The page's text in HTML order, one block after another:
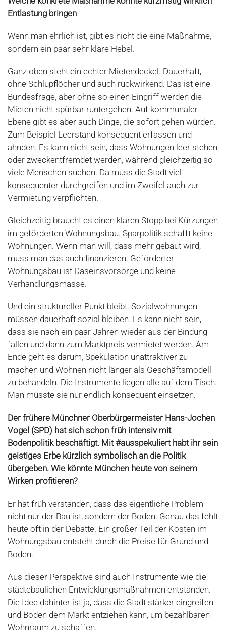
Entlastung bringen
Wenn man ehrlich ist, gibt es nicht die eine Maßnahme,
sondern ein paar sehr klare Hebel.
Ganz oben steht ein echter Mietendeckel. Dauerhaft,
ohne Schlupflöcher und auch rückwirkend. Das ist eine
Bundesfrage, aber ohne so einen Eingriff werden die
Mieten nicht spürbar runtergehen. Auf kommunaler
Ebene gibt es aber auch Dinge, die sofort gehen würden.
Zum Beispiel Leerstand konsequent erfassen und
ahnden. Es kann nicht sein, dass Wohnungen leer stehen
oder zweckentfremdet werden, während gleichzeitig so
viele Menschen suchen. Da muss die Stadt viel
konsequenter durchgreifen und im Zweifel auch zur
Vermietung verpflichten.
Gleichzeitig braucht es einen klaren Stopp bei Kürzungen
im geförderten Wohnungsbau. Sparpolitik schafft keine
Wohnungen. Wenn man will, dass mehr gebaut wird,
muss man das auch finanzieren. Geförderter
Wohnungsbau ist Daseinsvorsorge und keine
Verhandlungsmasse.
Und ein struktureller Punkt bleibt: Sozialwohnungen
müssen dauerhaft sozial bleiben. Es kann nicht sein,
dass sie nach ein paar Jahren wieder aus der Bindung
fallen und dann zum Marktpreis vermietet werden. Am
Ende geht es darum, Spekulation unattraktiver zu
machen und Wohnen nicht länger als Geschäftsmodell
zu behandeln. Die Instrumente liegen alle auf dem Tisch.
Man müsste sie nur endlich konsequent einsetzen.
Der frühere Münchner Oberbürgermeister Hans-Jochen
Vogel (SPD) hat sich schon früh intensiv mit
Bodenpolitik beschäftigt. Mit #ausspekuliert habt ihr sein
geistiges Erbe kürzlich symbolisch an die Politik
übergeben. Wie könnte München heute von seinem
Wirken profitieren?
Er hat früh verstanden, dass das eigentliche Problem
nicht nur der Bau ist, sondern der Boden. Genau das fehlt
heute oft in der Debatte. Ein großer Teil der Kosten im
Wohnungsbau entsteht durch die Preise für Grund und
Boden.
Aus dieser Perspektive sind auch Instrumente wie die
städtebaulichen Entwicklungsmaßnahmen entstanden.
Die Idee dahinter ist ja, dass die Stadt stärker eingreifen
und Boden dem Markt entziehen kann, um bezahlbaren
Wohnraum zu schaffen.